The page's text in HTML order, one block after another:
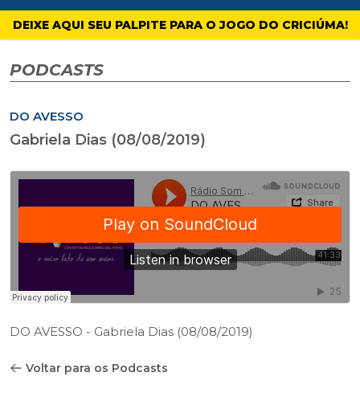
4oito
DEIXE AQUI SEU PALPITE PARA O JOGO DO CRICIÚMA!
PODCASTS
DO AVESSO
Gabriela Dias (08/08/2019)
DO AVESSO - Gabriela Dias (08/08/2019)
Voltar para os Podcasts